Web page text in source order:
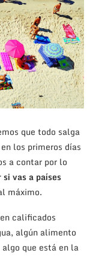
que todo salga
los primeros días
a contar por lo
vas a países
máximo.
calificados
algún alimento
que está en la